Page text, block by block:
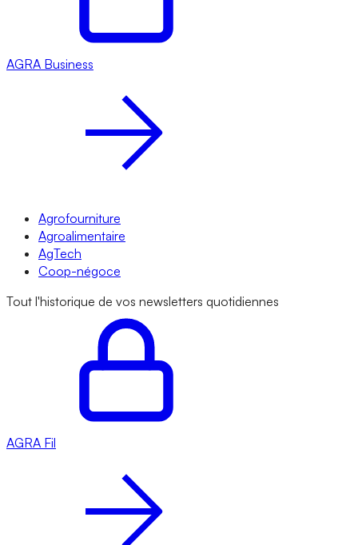
AGRA Business
Agrofourniture
Agroalimentaire
AgTech
Coop-négoce
Tout l'historique de vos newsletters quotidiennes
AGRA Fil